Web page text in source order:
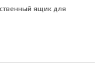
ящик для